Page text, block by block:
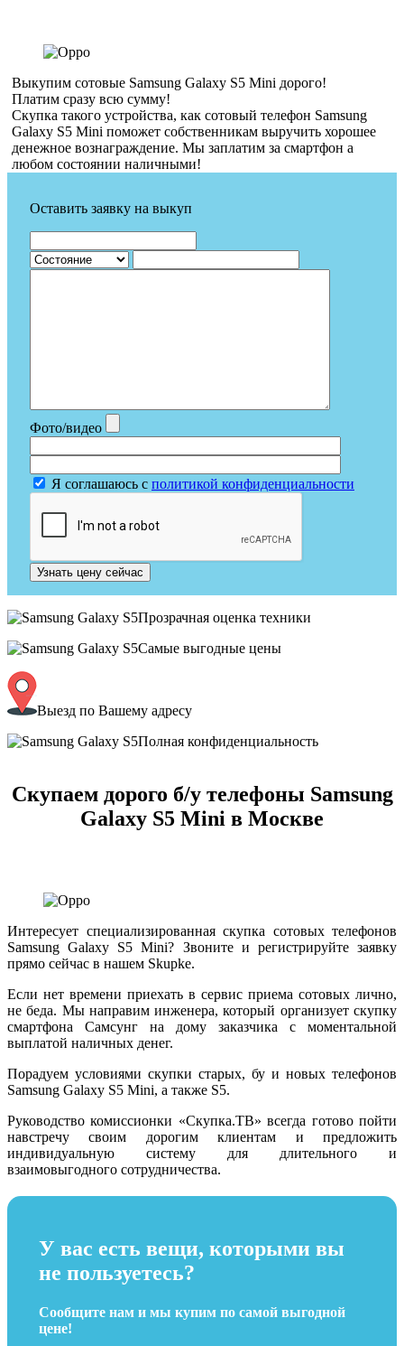
Выкупим сотовые Samsung Galaxy S5 Mini дорого!
Платим сразу всю сумму!
Скупка такого устройства, как сотовый телефон Samsung
Galaxy S5 Mini поможет собственникам выручить хорошее
денежное вознаграждение. Мы заплатим за смартфон а
любом состоянии наличными!
Оставить заявку на выкуп
Фото/видео
Я соглашаюсь с политикой конфиденциальности
Узнать цену сейчас
Прозрачная оценка техники
Самые выгодные цены
Выезд по Вашему адресу
Полная конфиденциальность
Скупаем дорого б/у телефоны Samsung
Galaxy S5 Mini в Москве
Интересует специализированная скупка сотовых телефонов
Samsung Galaxy S5 Mini? Звоните и регистрируйте заявку
прямо сейчас в нашем Skupke.
Если нет времени приехать в сервис приема сотовых лично,
не беда. Мы направим инженера, который организует скупку
смартфона Самсунг на дому заказчика с моментальной
выплатой наличных денег.
Порадуем условиями скупки старых, бу и новых телефонов
Samsung Galaxy S5 Mini, а также S5.
Руководство комиссионки «Скупка.ТВ» всегда готово пойти
навстречу своим дорогим клиентам и предложить
индивидуальную систему для длительного и
взаимовыгодного сотрудничества.
У вас есть вещи, которыми вы
не пользуетесь?
Сообщите нам и мы купим по самой выгодной
цене!